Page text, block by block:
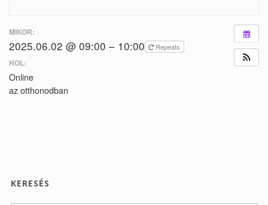
MIKOR:
2025.06.02 @ 09:00 – 10:00 Repeats
HOL:
Online
az otthonodban
KERESÉS